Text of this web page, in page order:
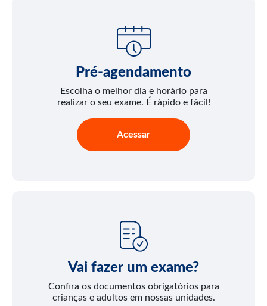
Pré-agendamento
Escolha o melhor dia e horário para
realizar o seu exame. É rápido e fácil!
Acessar
Vai fazer um exame?
Confira os documentos obrigatórios para
crianças e adultos em nossas unidades.